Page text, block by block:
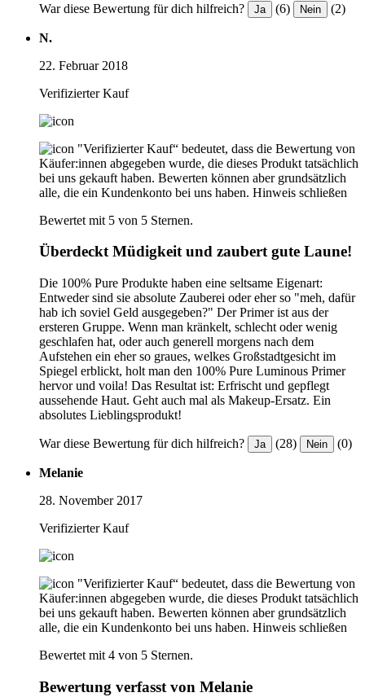
War diese Bewertung für dich hilfreich? Ja (6) Nein (2)
N.
22. Februar 2018
Verifizierter Kauf
"Verifizierter Kauf“ bedeutet, dass die Bewertung von
Käufer:innen abgegeben wurde, die dieses Produkt tatsächlich
bei uns gekauft haben. Bewerten können aber grundsätzlich
alle, die ein Kundenkonto bei uns haben. Hinweis schließen
Bewertet mit 5 von 5 Sternen.
Überdeckt Müdigkeit und zaubert gute Laune!
Die 100% Pure Produkte haben eine seltsame Eigenart:
Entweder sind sie absolute Zauberei oder eher so "meh, dafür
hab ich soviel Geld ausgegeben?" Der Primer ist aus der
ersteren Gruppe. Wenn man kränkelt, schlecht oder wenig
geschlafen hat, oder auch generell morgens nach dem
Aufstehen ein eher so graues, welkes Großstadtgesicht im
Spiegel erblickt, holt man den 100% Pure Luminous Primer
hervor und voila! Das Resultat ist: Erfrischt und gepflegt
aussehende Haut. Geht auch mal als Makeup-Ersatz. Ein
absolutes Lieblingsprodukt!
War diese Bewertung für dich hilfreich? Ja (28) Nein (0)
Melanie
28. November 2017
Verifizierter Kauf
"Verifizierter Kauf“ bedeutet, dass die Bewertung von
Käufer:innen abgegeben wurde, die dieses Produkt tatsächlich
bei uns gekauft haben. Bewerten können aber grundsätzlich
alle, die ein Kundenkonto bei uns haben. Hinweis schließen
Bewertet mit 4 von 5 Sternen.
Bewertung verfasst von Melanie